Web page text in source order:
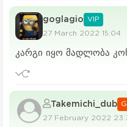
goglagio VIP
27 March 2022 15:04
კარგი იყო მადლობა
Takemichi_dub
27 February 2022